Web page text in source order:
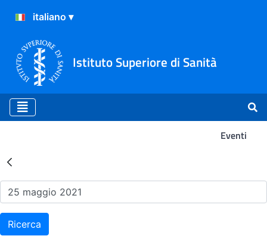
Istituto Superiore di Sanità
Eventi
Risultati della Ricerca -
Ricerca